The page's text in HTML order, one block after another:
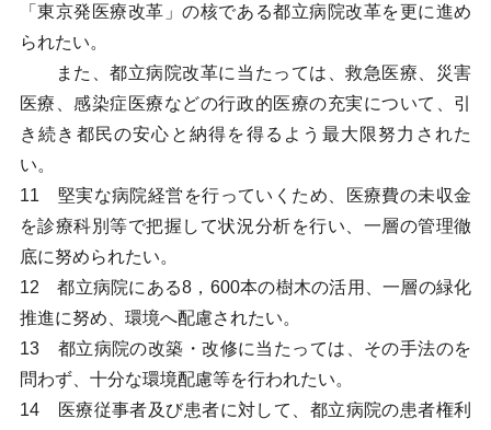
「東京発医療改革」の核である都立病院改革を更に進め
られたい。
また、都立病院改革に当たっては、救急医療、災害
医療、感染症医療などの行政的医療の充実について、引
き続き都民の安心と納得を得るよう最大限努力された
い。
11 堅実な病院経営を行っていくため、医療費の未収金
を診療科別等で把握して状況分析を行い、一層の管理徹
底に努められたい。
12 都立病院にある8，600本の樹木の活用、一層の緑化
推進に努め、環境へ配慮されたい。
13 都立病院の改築・改修に当たっては、その手法のを
問わず、十分な環境配慮等を行われたい。
14 医療従事者及び患者に対して、都立病院の患者権利